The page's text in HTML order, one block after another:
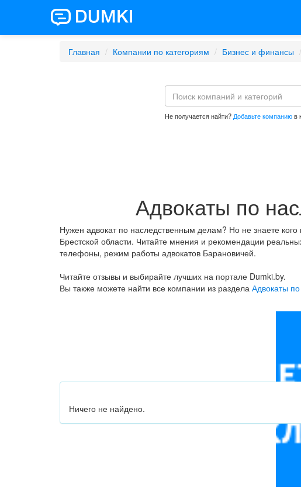
Главная Компании по категориям Бизнес и финансы
Не получается найти? Добавьте компаниюв
Адвокаты по
Нужен адвокат по наследственным делам? Но не знаете
Брестской области. Читайте мнения и рекомендации
телефоны, режим работы адвокатов Барановичей.
Читайте отзывы и выбирайте лучших на портале Dumki.by.
Вы также можете найти все компании из раздела Адвокаты
Ничего не найдено.